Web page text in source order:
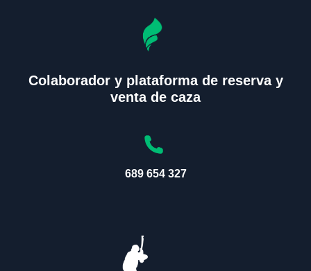
Colaborador y plataforma de reserva y
venta de caza
689 654 327